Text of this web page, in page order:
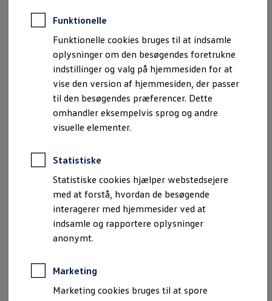
Funktionelle
Funktionelle cookies bruges til at indsamle
oplysninger om den besøgendes foretrukne
indstillinger og valg på hjemmesiden for at
vise den version af hjemmesiden, der passer
til den besøgendes præferencer. Dette
omhandler eksempelvis sprog og andre
visuelle elementer.
Statistiske
Statistiske cookies hjælper webstedsejere
med at forstå, hvordan de besøgende
interagerer med hjemmesider ved at
indsamle og rapportere oplysninger
anonymt.
Marketing
Marketing cookies bruges til at spore
Book en prøvetur
Bestil et tilbud
Brugte biler
Pendlerleasing
Budgetberegner
Firmabil
Vejen til en ny Volkswagen
Online Privatleasing
Finansiering og forsikring
Volkswagen Forsikring
Volkswagen Finansiering
Ejere og services
Book tid på værkstedet
Service
Serviceabonnementer
Service 5+
Service på elbiler
Prismatch
Fordele ved autoriseret værksted
Brugbar information
Servicefordele
Digitale ekstrafunktioner
Se tjenesterne til din model
Volkswagen-apps, login og shop
Førerassistentsystemer
Opkoblingsmuligheder
FAQ
Find alle tekniske data her
En tand mere
eksklusiv – helt ned i
detaljerne